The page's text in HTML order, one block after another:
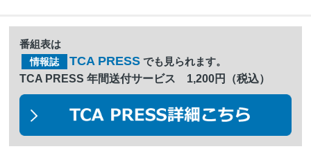
番組表は
情報誌 TCA PRESS でも見られます。
TCA PRESS 年間送付サービス 1,200円（税込）